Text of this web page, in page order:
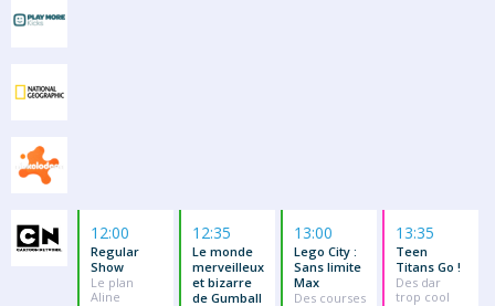
12:00
Regular
Show
Le plan
Aline
12:35
Le monde
merveilleux
et bizarre
de Gumball
13:00
Lego City :
Sans limite
Max
Des courses
13:35
Teen
Titans Go !
Des dar
trop cool